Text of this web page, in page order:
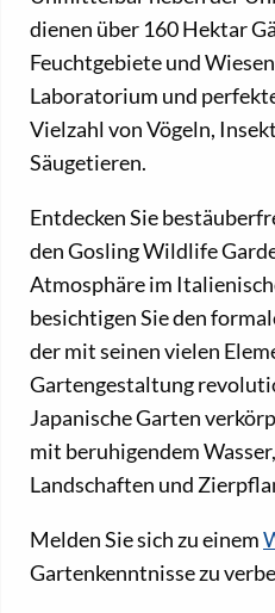
dienen über 160 Hektar
Feuchtgebiete und
Laboratorium und
Vielzahl von Vögeln,
Säugetieren.
Entdecken Sie
den Gosling Wildlife
Atmosphäre im
besichtigen Sie den
der mit seinen vielen
Gartengestaltung
Japanische Garten
mit beruhigendem
Landschaften und
Melden Sie sich zu einem
Gartenkenntnisse zu